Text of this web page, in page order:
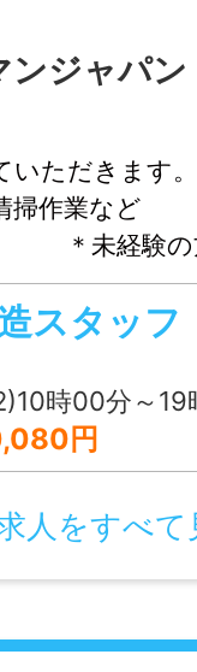
円～1,200,000
成を図るため
ジャパ
ていただき
、清掃作業
＊未経験の
法は丁寧に
し
スタッ
分～19時00分
円
人をすべて